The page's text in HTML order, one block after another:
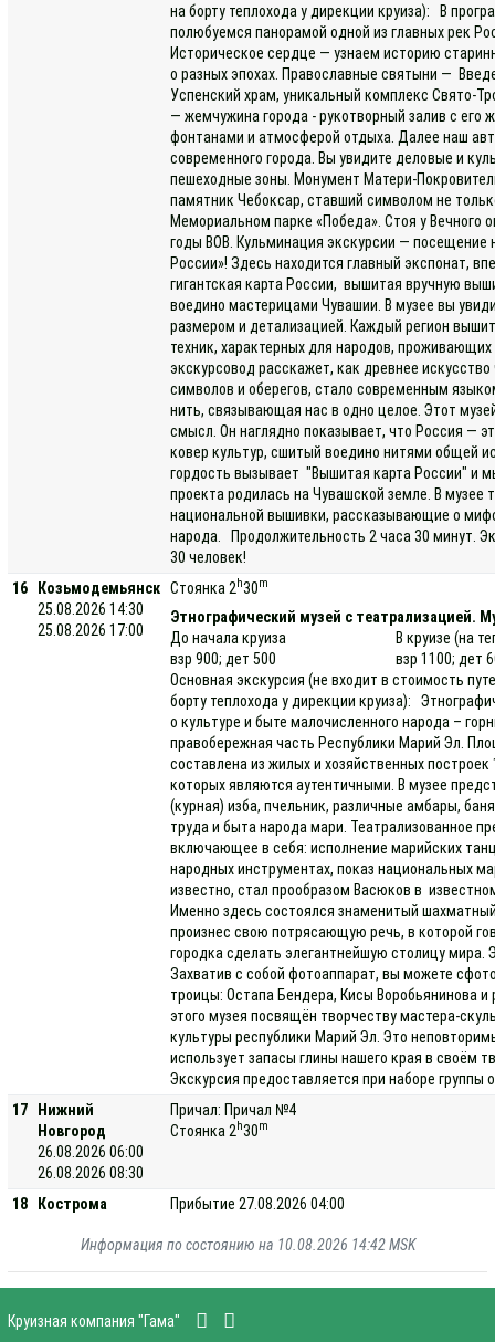
на борту теплохода у дирекции круиза): В
полюбуемся панорамой одной из главных рек
Историческое сердце — узнаем историю
о разных эпохах. Православные святыни —
Успенский храм, уникальный комплекс Свято-
— жемчужина города - рукотворный залив с
фонтанами и атмосферой отдыха. Далее наш
современного города. Вы увидите деловые и
пешеходные зоны. Монумент Матери-
памятник Чебоксар, ставший символом не
Мемориальном парке «Победа». Стоя у Вечного
годы ВОВ. Кульминация экскурсии — посещение
России»! Здесь находится главный экспонат,
гигантская карта России, вышитая вручную
воедино мастерицами Чувашии. В музее вы
размером и детализацией. Каждый регион
техник, характерных для народов,
экскурсовод расскажет, как древнее
символов и оберегов, стало современным
нить, связывающая нас в одно целое. Этот
смысл. Он наглядно показывает, что Россия —
ковер культур, сшитый воедино нитями общей
гордость вызывает "Вышитая карта России" и
проекта родилась на Чувашской земле. В
национальной вышивки, рассказывающие о
народа. Продолжительность 2 часа 30 минут.
30 человек!
16
Козьмодемьянск
25.08.2026 14:30
25.08.2026 17:00
Стоянка 2 h30m
Этнографический музей с театрализацией.
До начала круиза
взр 900; дет 500
В круизе (на
взр 1100; дет
Основная экскурсия (не входит в стоимость
борту теплохода у дирекции круиза):
о культуре и быте малочисленного народа –
правобережная часть Республики Марий Эл.
составлена из жилых и хозяйственных
которых являются аутентичными. В музее
(курная) изба, пчельник, различные амбары,
труда и быта народа мари. Театрализованное
включающее в себя: исполнение марийских
народных инструментах, показ национальных
известно, стал прообразом Васюков в
Именно здесь состоялся знаменитый
произнес свою потрясающую речь, в которой
городка сделать элегантнейшую столицу
Захватив с собой фотоаппарат, вы можете
троицы: Остапа Бендера, Кисы Воробьянинова
этого музея посвящён творчеству мастера-
культуры республики Марий Эл. Это
использует запасы глины нашего края в своём
Экскурсия предоставляется при наборе группы
17
Нижний
Новгород
26.08.2026 06:00
26.08.2026 08:30
Причал: Причал №4
Стоянка 2 h30m
18 Кострома Прибытие 27.08.2026 04:00
Информация по состоянию на 10.08.2026 14:42 MSK
Круизная компания "Гама"